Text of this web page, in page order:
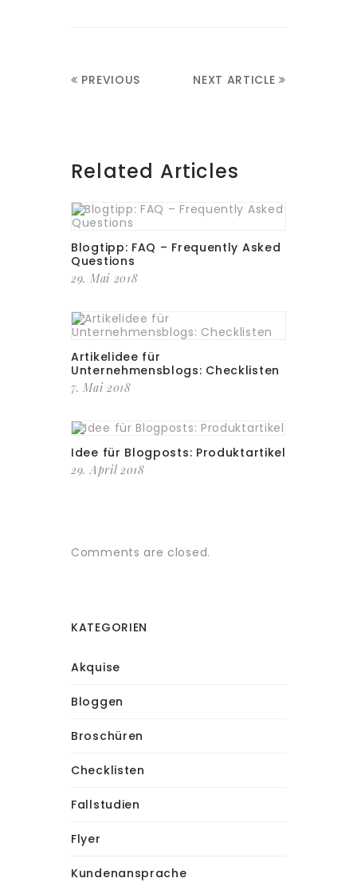
PREVIOUS
NEXT ARTICLE
Related Articles
Blogtipp: FAQ – Frequently Asked
Questions
29. Mai 2018
Artikelidee für
Unternehmensblogs: Checklisten
7. Mai 2018
Idee für Blogposts: Produktartikel
29. April 2018
Comments are closed.
KATEGORIEN
Akquise
Bloggen
Broschüren
Checklisten
Fallstudien
Flyer
Kundenansprache